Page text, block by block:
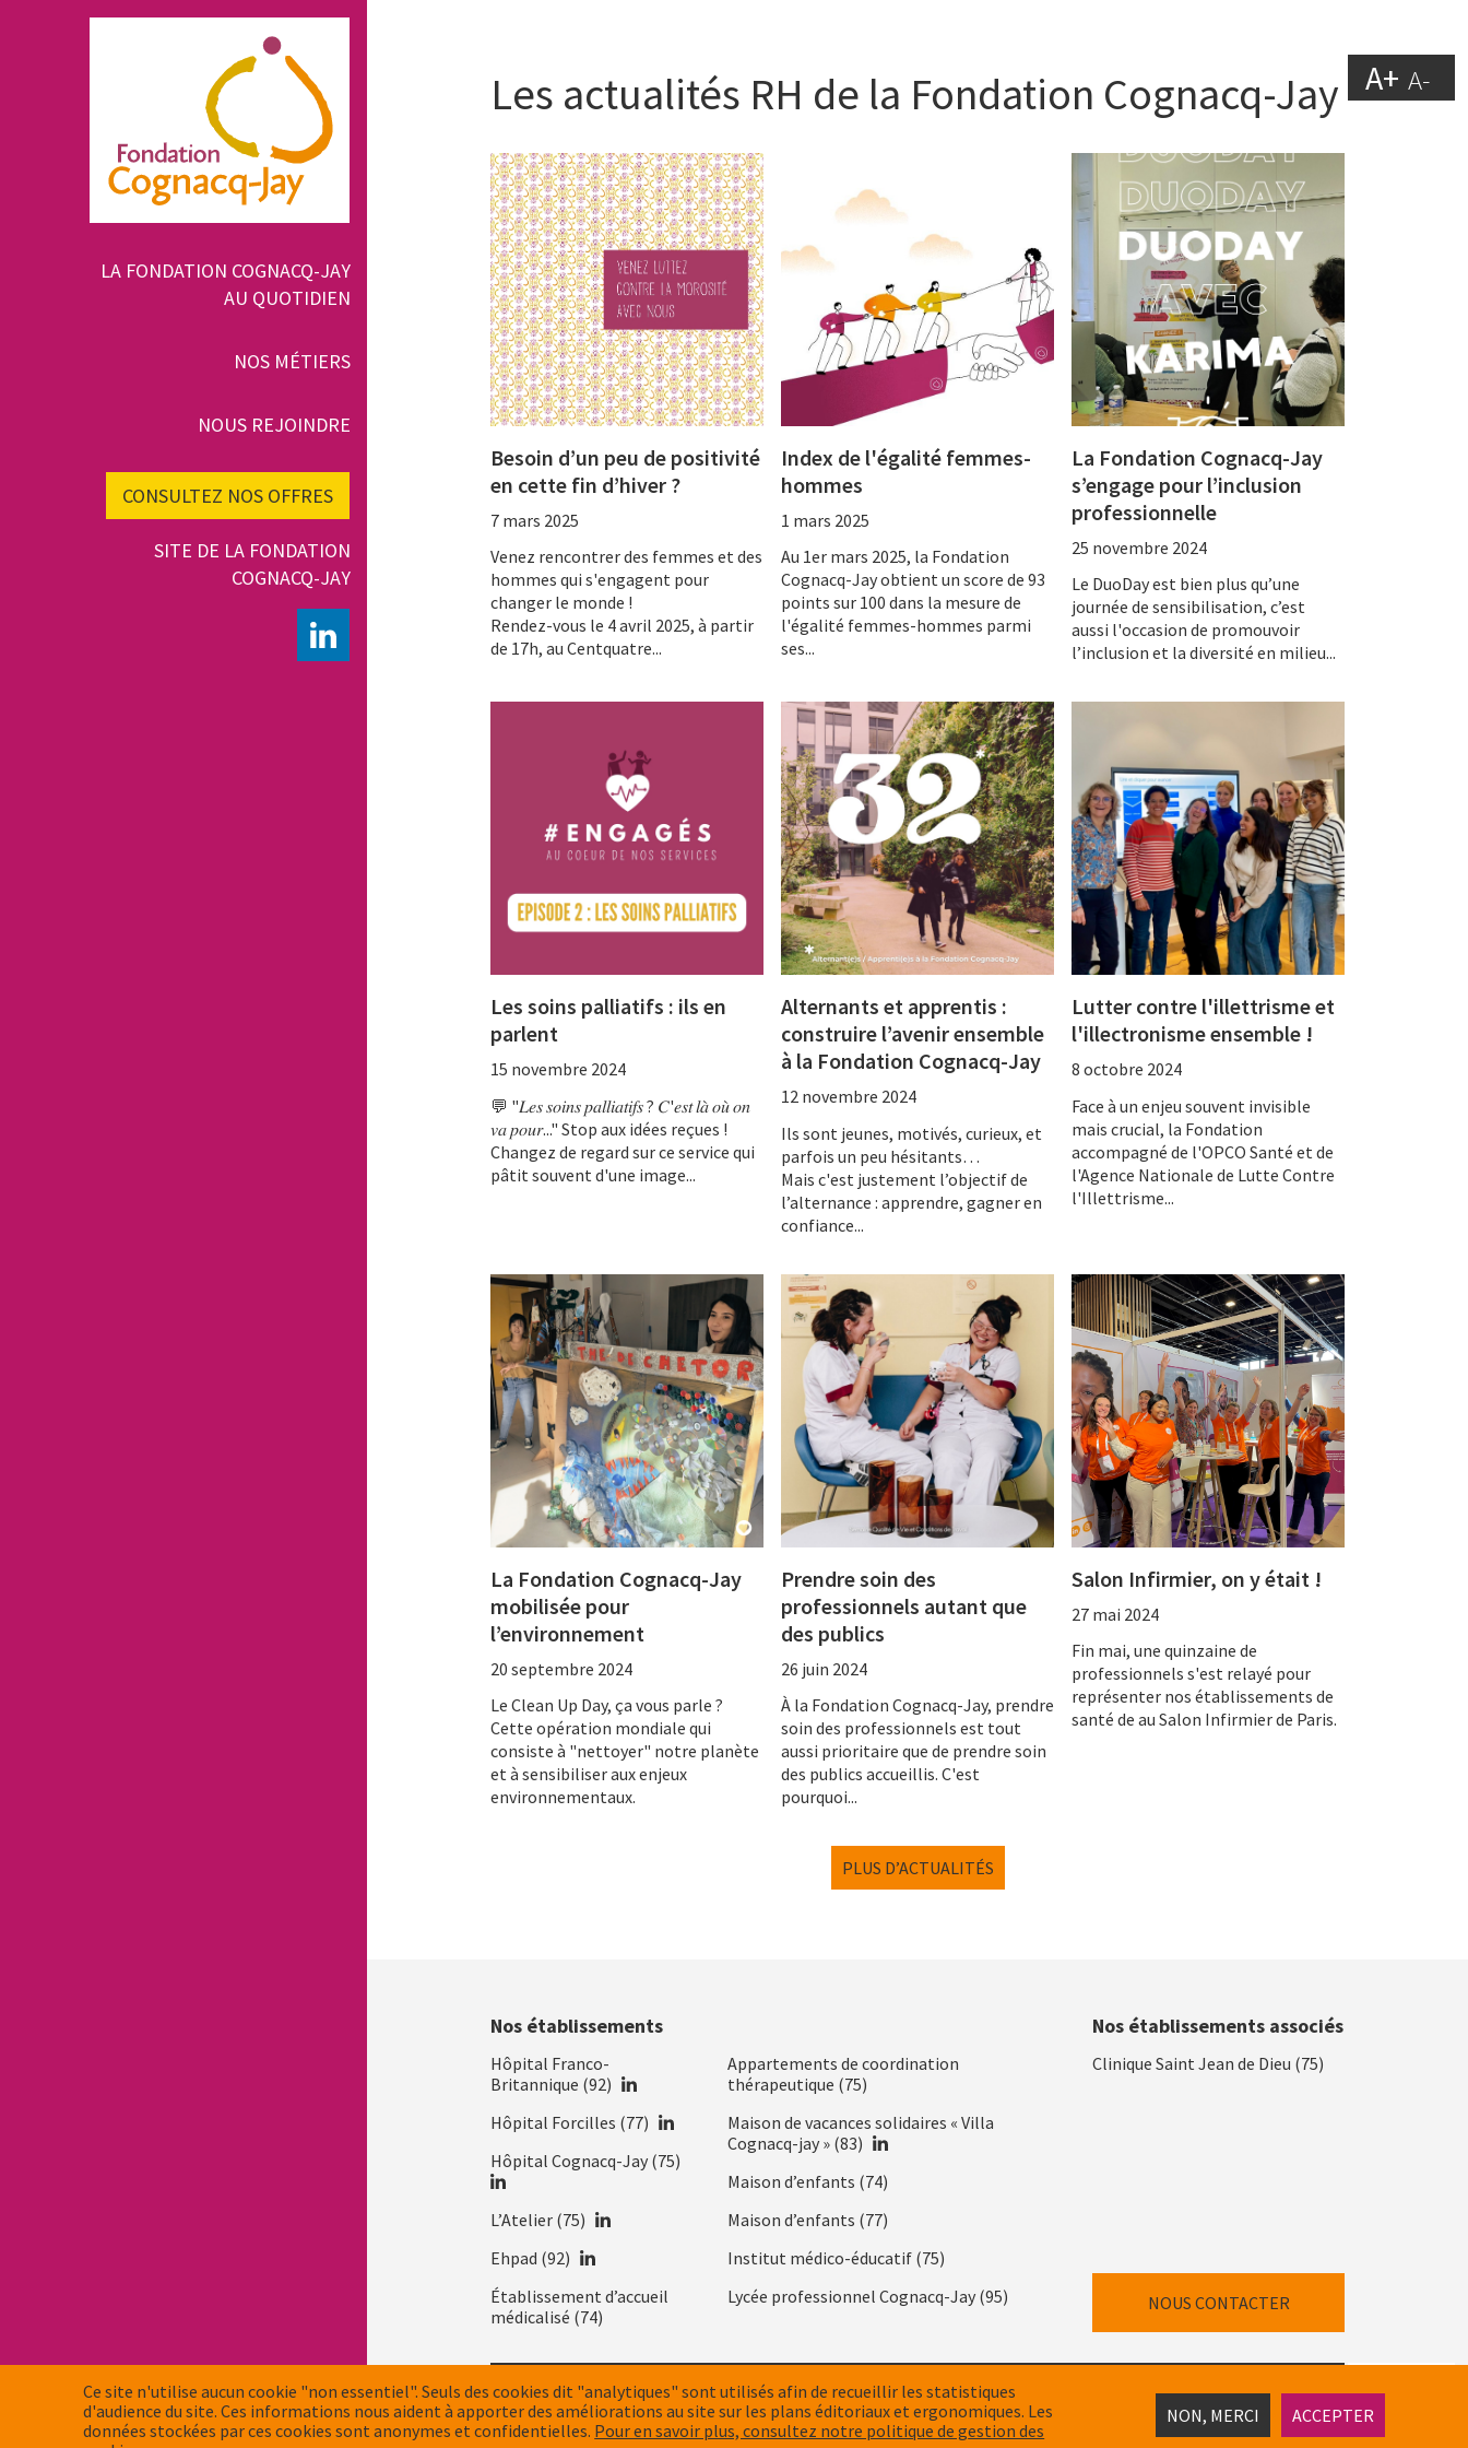
A+ A-
Navigation
principale
LA FONDATION COGNACQ-JAY
AU QUOTIDIEN
NOS MÉTIERS
NOUS REJOINDRE
CONSULTEZ NOS OFFRES
SITE DE LA FONDATION
COGNACQ-JAY
LINKEDIN
Les actualités RH de la Fondation Cognacq-Jay
Besoin d’un peu de positivité
en cette fin d’hiver ?
7 mars 2025
Venez rencontrer des femmes et des
hommes qui s'engagent pour
changer le monde !
Rendez-vous le 4 avril 2025, à partir
de 17h, au Centquatre...
Index de l'égalité femmes-
hommes
1 mars 2025
Au 1er mars 2025, la Fondation
Cognacq-Jay obtient un score de 93
points sur 100 dans la mesure de
l'égalité femmes-hommes parmi
ses...
La Fondation Cognacq-Jay
s’engage pour l’inclusion
professionnelle
25 novembre 2024
Le DuoDay est bien plus qu’une
journée de sensibilisation, c’est
aussi l'occasion de promouvoir
l’inclusion et la diversité en milieu...
Les soins palliatifs : ils en
parlent
15 novembre 2024
💬 "𝐿𝑒𝑠 𝑠𝑜𝑖𝑛𝑠 𝑝𝑎𝑙𝑙𝑖𝑎𝑡𝑖𝑓𝑠 ? 𝐶'𝑒𝑠𝑡 𝑙𝑎̀ 𝑜𝑢̀ 𝑜𝑛
𝑣𝑎 𝑝𝑜𝑢𝑟..." Stop aux idées reçues !
Changez de regard sur ce service qui
pâtit souvent d'une image...
Alternants et apprentis :
construire l’avenir ensemble
à la Fondation Cognacq-Jay
12 novembre 2024
Ils sont jeunes, motivés, curieux, et
parfois un peu hésitants…
Mais c'est justement l’objectif de
l’alternance : apprendre, gagner en
confiance...
Lutter contre l'illettrisme et
l'illectronisme ensemble !
8 octobre 2024
Face à un enjeu souvent invisible
mais crucial, la Fondation
accompagné de l'OPCO Santé et de
l'Agence Nationale de Lutte Contre
l'Illettrisme...
La Fondation Cognacq-Jay
mobilisée pour
l’environnement
20 septembre 2024
Le Clean Up Day, ça vous parle ?
Cette opération mondiale qui
consiste à "nettoyer" notre planète
et à sensibiliser aux enjeux
environnementaux.
Prendre soin des
professionnels autant que
des publics
26 juin 2024
À la Fondation Cognacq-Jay, prendre
soin des professionnels est tout
aussi prioritaire que de prendre soin
des publics accueillis. C'est
pourquoi...
Salon Infirmier, on y était !
27 mai 2024
Fin mai, une quinzaine de
professionnels s'est relayé pour
représenter nos établissements de
santé de au Salon Infirmier de Paris.
PLUS D’ACTUALITÉS
Nos
établissements
Nos établissements
Hôpital Franco-
Britannique (92) LinkedIn
Hôpital Forcilles (77) LinkedIn
Hôpital Cognacq-Jay (75) LinkedIn
L’Atelier (75) LinkedIn
Ehpad (92) LinkedIn
Établissement d’accueil
médicalisé (74)
Appartements de coordination
thérapeutique (75)
Maison de vacances solidaires « Villa
Cognacq-jay » (83) LinkedIn
Maison d’enfants (74)
Maison d’enfants (77)
Institut médico-éducatif (75)
Lycée professionnel Cognacq-Jay (95)
Nos établissements associés
Clinique Saint Jean de Dieu (75)
Menu
NOUS CONTACTER
MENTIONS LÉGALES ET CRÉDITS POLITIQUE DE CONFIDENTIALITÉ POLITIQUE DE GESTIONS DES COOKIES
Ce site n'utilise aucun cookie "non essentiel". Seuls des cookies dit "analytiques" sont utilisés afin de recueillir les statistiques
d'audience du site. Ces informations nous aident à apporter des améliorations au site sur les plans éditoriaux et ergonomiques. Les
données stockées par ces cookies sont anonymes et confidentielles. Pour en savoir plus, consultez notre politique de gestion des
ACCEPTER
NON, MERCI